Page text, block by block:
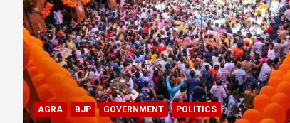
AGRA BJP GOVERNMENT POLITICS